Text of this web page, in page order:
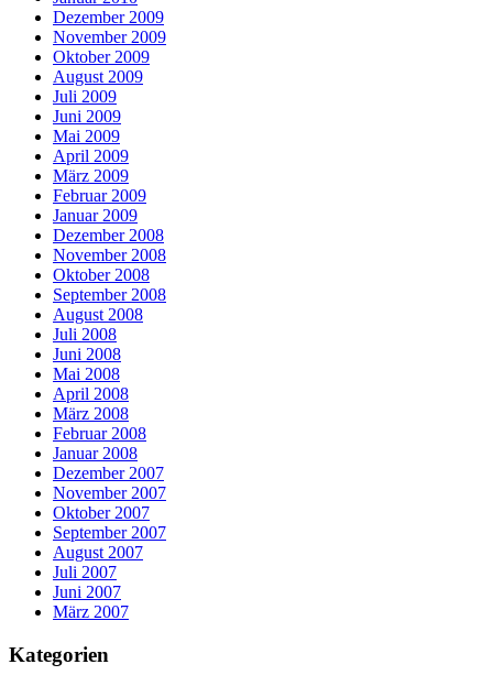
Dezember 2009
November 2009
Oktober 2009
August 2009
Juli 2009
Juni 2009
Mai 2009
April 2009
März 2009
Februar 2009
Januar 2009
Dezember 2008
November 2008
Oktober 2008
September 2008
August 2008
Juli 2008
Juni 2008
Mai 2008
April 2008
März 2008
Februar 2008
Januar 2008
Dezember 2007
November 2007
Oktober 2007
September 2007
August 2007
Juli 2007
Juni 2007
März 2007
Kategorien